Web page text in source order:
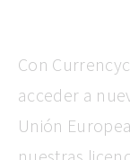
Con
acceder a
Unión